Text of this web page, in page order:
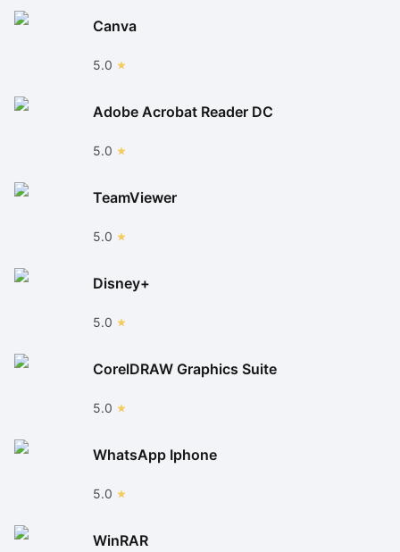
Canva
5.0
Adobe Acrobat Reader DC
5.0
TeamViewer
5.0
Disney+
5.0
CorelDRAW Graphics Suite
5.0
WhatsApp Iphone
5.0
WinRAR